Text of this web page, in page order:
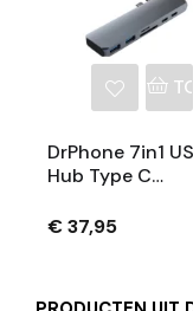
DrPhone 7in1
Hub Type C
USB 3.0 Poorten
€ 37,95